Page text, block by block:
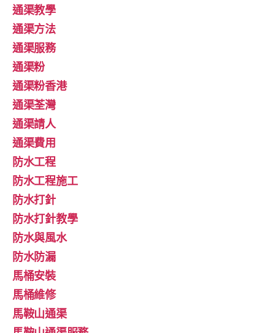
通渠教學
通渠方法
通渠服務
通渠粉
通渠粉香港
通渠荃灣
通渠請人
通渠費用
防水工程
防水工程施工
防水打針
防水打針教學
防水與風水
防水防漏
馬桶安裝
馬桶維修
馬鞍山通渠